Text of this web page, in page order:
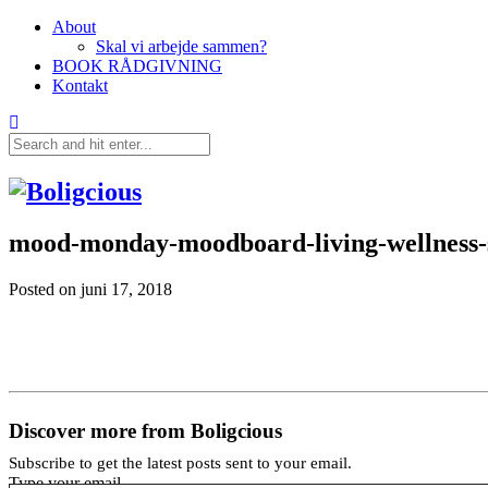
About
Skal vi arbejde sammen?
BOOK RÅDGIVNING
Kontakt
mood-monday-moodboard-living-
Posted on juni 17, 2018
Discover more from Boligcious
Subscribe to get the latest posts sent to your email.
Type your email…